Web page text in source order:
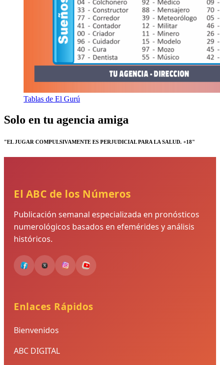
Tablas de El Gurú
Solo en tu agencia amiga
"EL JUGAR COMPULSIVAMENTE ES PERJUDICIAL PARA LA SALUD. +18"
El ABC de los Números
Publicación semanal especializada en pronósticos
numerológicos basados en efemérides y análisis
históricos.
Enlaces Rápidos
Bienvenidos
ABC DIGITAL